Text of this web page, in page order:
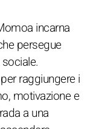
incarna
persegue
raggiungere i
motivazione e
a una